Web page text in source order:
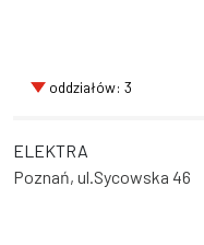
oddziałów: 3
ELEKTRA
Poznań, ul.Sycowska 46